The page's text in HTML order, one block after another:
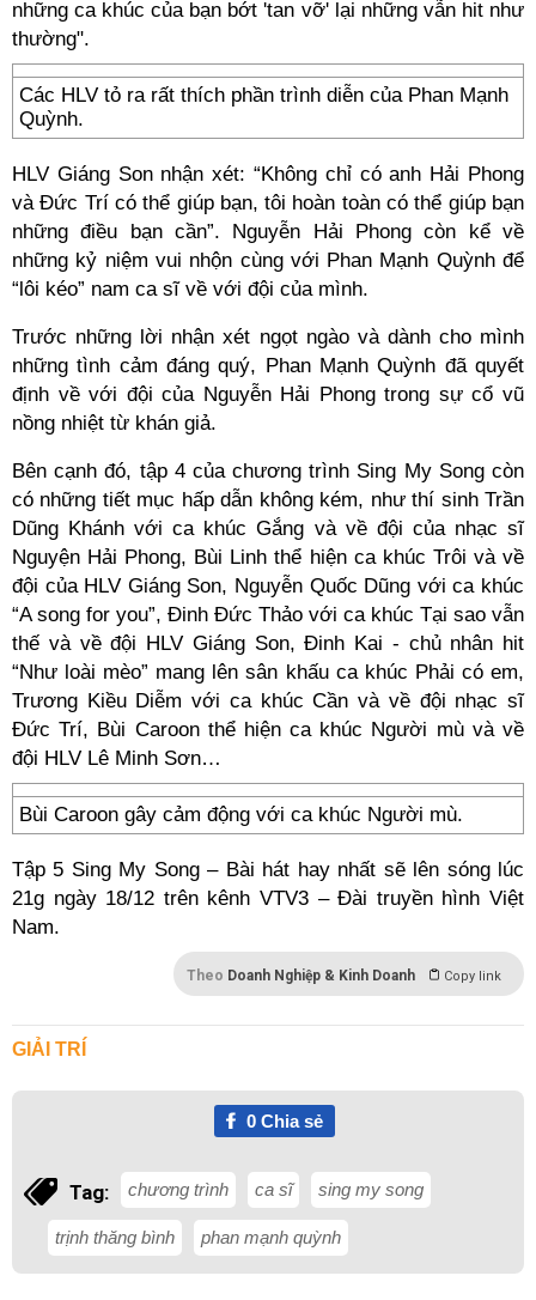
những ca khúc của bạn bớt 'tan vỡ' lại những vẫn hit như
thường".
Các HLV tỏ ra rất thích phần trình diễn của Phan Mạnh
Quỳnh.
HLV Giáng Son nhận xét: “Không chỉ có anh Hải Phong
và Đức Trí có thể giúp bạn, tôi hoàn toàn có thể giúp bạn
những điều bạn cần”. Nguyễn Hải Phong còn kể về
những kỷ niệm vui nhộn cùng với Phan Mạnh Quỳnh để
“lôi kéo” nam ca sĩ về với đội của mình.
Trước những lời nhận xét ngọt ngào và dành cho mình
những tình cảm đáng quý, Phan Mạnh Quỳnh đã quyết
định về với đội của Nguyễn Hải Phong trong sự cổ vũ
nồng nhiệt từ khán giả.
Bên cạnh đó, tập 4 của chương trình Sing My Song còn
có những tiết mục hấp dẫn không kém, như thí sinh Trần
Dũng Khánh với ca khúc Gắng và về đội của nhạc sĩ
Nguyện Hải Phong, Bùi Linh thể hiện ca khúc Trôi và về
đội của HLV Giáng Son, Nguyễn Quốc Dũng với ca khúc
“A song for you”, Đinh Đức Thảo với ca khúc Tại sao vẫn
thế và về đội HLV Giáng Son, Đinh Kai - chủ nhân hit
“Như loài mèo” mang lên sân khấu ca khúc Phải có em,
Trương Kiều Diễm với ca khúc Cần và về đội nhạc sĩ
Đức Trí, Bùi Caroon thể hiện ca khúc Người mù và về
đội HLV Lê Minh Sơn…
Bùi Caroon gây cảm động với ca khúc Người mù.
Tập 5 Sing My Song – Bài hát hay nhất sẽ lên sóng lúc
21g ngày 18/12 trên kênh VTV3 – Đài truyền hình Việt
Nam.
Theo Doanh Nghiệp & Kinh Doanh Copy link
GIẢI TRÍ
0Chia sẻ
Tag: chương trình ca sĩ sing my song
trịnh thăng bình phan mạnh quỳnh